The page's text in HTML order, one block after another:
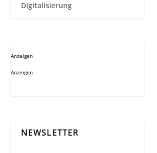
Digitalisierung
Anzeigen
Anzeigen
NEWSLETTER